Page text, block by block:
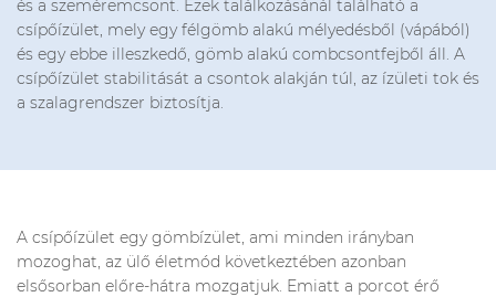
és a szeméremcsont. Ezek találkozásánál található a
csípőízület, mely egy félgömb alakú mélyedésből (vápából)
és egy ebbe illeszkedő, gömb alakú combcsontfejből áll. A
csípőízület stabilitását a csontok alakján túl, az ízületi tok és
a szalagrendszer biztosítja.
A csípőízület egy gömbízület, ami minden irányban
mozoghat, az ülő életmód következtében azonban
elsősorban előre-hátra mozgatjuk. Emiatt a porcot érő